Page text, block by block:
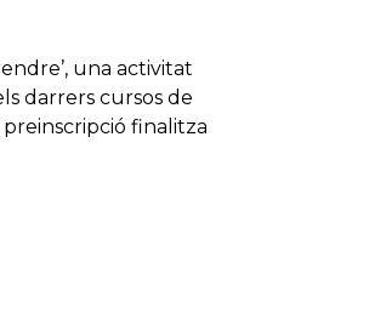
una activitat
darrers cursos de
finalitza